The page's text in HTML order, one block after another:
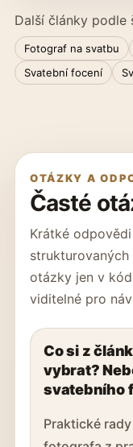
Další články podle
Fotograf na svatbu
Svatební focení
OTÁZKY A
Časté
Krátké
otázky jen v
viditelné pro
Co si z
vybrat?
svatebního
Praktické